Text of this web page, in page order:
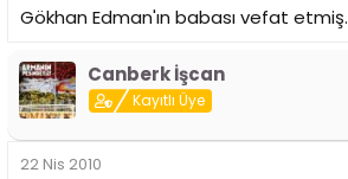
Gökhan Edman'ın babası vefat etmiş.
Canberk İşcan
Kayıtlı Üye
22 Nis 2010